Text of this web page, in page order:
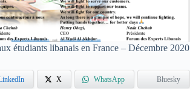
étudiants libanais en France – Décembre 2020
X WhatsApp Bluesky